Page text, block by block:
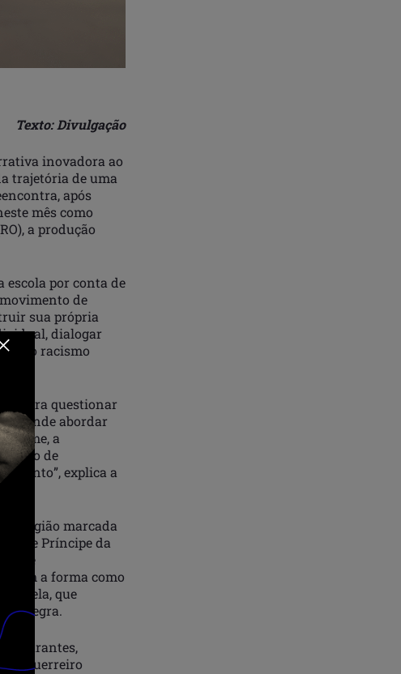
Texto: Divulgação
inovadora ao
trajetória de uma
após
mês como
a produção
escola por conta de
de
sua própria
dialogar
pelo racismo
para questionar
abordar
filme, a
modo de
explica a
região marcada
Forte Príncipe da
de
com a forma como
que
Negra.
figurantes,
Guerreiro